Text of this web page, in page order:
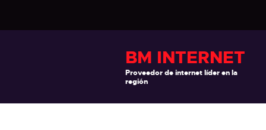
BM INTERNET
Proveedor de internet líder en la
región